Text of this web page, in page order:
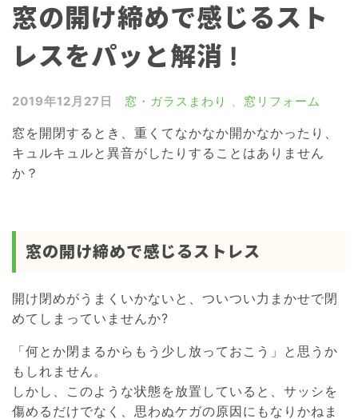
玄関引き戸リフォーム
勝手口ドアリフォーム
雨戸・シャッター
窓の目隠しルーバー
網戸
屋根リフォーム
窓の開け締めで感じるスト
レスをパッと解消 !
2019年12月27日 窓・ガラスまわり 、 窓リフォーム
窓を開閉するとき、重くてなかなか開かなかったり、
キュルキュルと異音がしたりすることはありません
か？
窓の開け締めで感じるストレス
開け閉めがうまくいかないと、ついつい力まかせで閉
めてしまっていませんか?
「何とか閉まるからもう少し放っておこう」と思うか
もしれません。
しかし、このような状態を放置していると、サッシを
傷めるだけでなく、思わぬケガの原因にもなりかねま